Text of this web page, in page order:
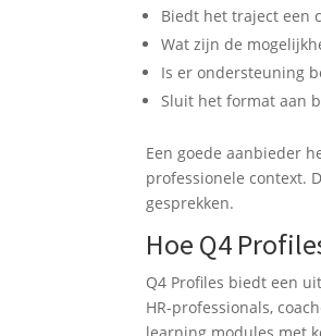
Biedt het traject een
Wat zijn de
Is er ondersteuning
Sluit het format aan
Een goede aanbieder
professionele context.
gesprekken.
Hoe Q4
Q4 Profiles biedt een
HR-professionals,